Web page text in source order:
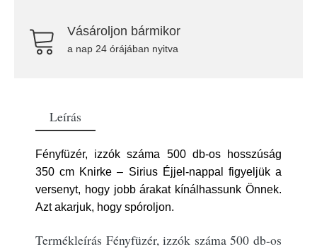
Vásároljon bármikor
a nap 24 órájában nyitva
Leírás
Fényfüzér, izzók száma 500 db-os hosszúság
350 cm Knirke – Sirius Éjjel-nappal figyeljük a
versenyt, hogy jobb árakat kínálhassunk Önnek.
Azt akarjuk, hogy spóroljon.
Termékleírás Fényfüzér, izzók száma 500 db-os